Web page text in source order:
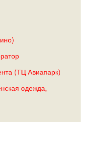
(ТЦ Авиапарк)
одежда,